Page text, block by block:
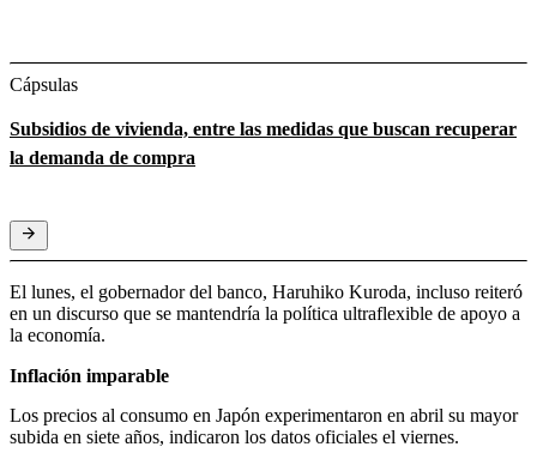
Cápsulas
Subsidios de vivienda, entre las medidas que buscan recuperar
la demanda de compra
El lunes, el gobernador del banco, Haruhiko Kuroda, incluso reiteró
en un discurso que se mantendría la política ultraflexible de apoyo a
la economía.
Inflación imparable
Los precios al consumo en Japón experimentaron en abril su mayor
subida en siete años, indicaron los datos oficiales el viernes.